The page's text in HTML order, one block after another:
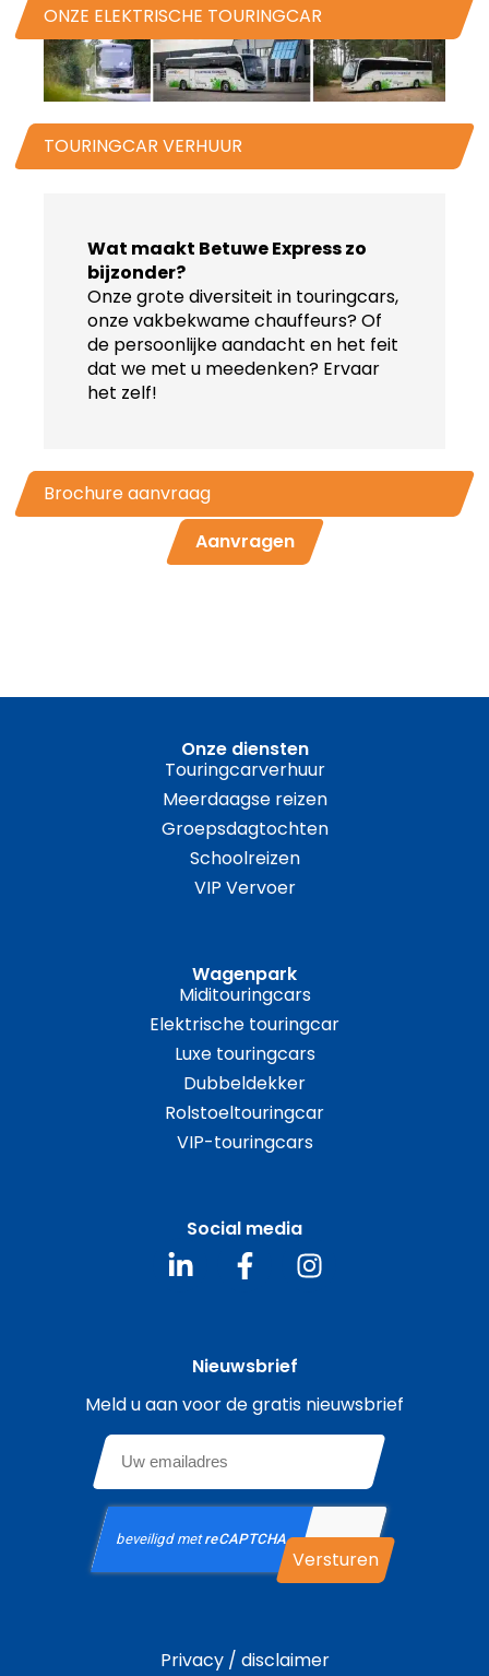
ONZE ELEKTRISCHE TOURINGCAR
TOURINGCAR VERHUUR
Wat maakt Betuwe Express zo
bijzonder?
Onze grote diversiteit in touringcars,
onze vakbekwame chauffeurs? Of
de persoonlijke aandacht en het feit
dat we met u meedenken? Ervaar
het zelf!
Brochure aanvraag
Aanvragen
Onze diensten
Touringcarverhuur
Meerdaagse reizen
Groepsdagtochten
Schoolreizen
VIP Vervoer
Wagenpark
Miditouringcars
Elektrische touringcar
Luxe touringcars
Dubbeldekker
Rolstoeltouringcar
VIP-touringcars
Social media
Nieuwsbrief
Meld u aan voor de gratis nieuwsbrief
Email
CAPTCHA
Privacy / disclaimer